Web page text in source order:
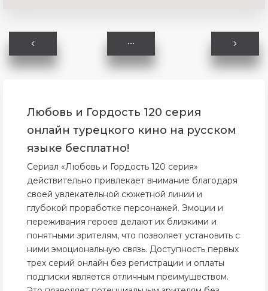
Любовь и Гордость 120 серия
онлайн турецкого кино на русском
языке бесплатно!
Сериал «Любовь и Гордость 120 серия»
действительно привлекает внимание благодаря
своей увлекательной сюжетной линии и
глубокой проработке персонажей. Эмоции и
переживания героев делают их близкими и
понятными зрителям, что позволяет установить с
ними эмоциональную связь. Доступность первых
трех серий онлайн без регистрации и оплаты
подписки является отличным преимуществом.